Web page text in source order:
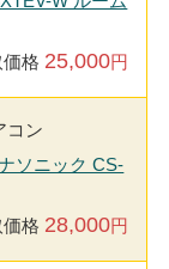
格 25,000円
コン
ソニック CS-
格 28,000円